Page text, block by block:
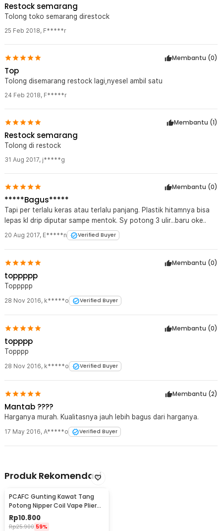
Restock semarang
Tolong toko semarang direstock
25 Feb 2018, F*****r
Membantu (0)
Top
Tolong disemarang restock lagi,nyesel ambil satu
24 Feb 2018, F*****r
Membantu (1)
Restock semarang
Tolong di restock
31 Aug 2017, j*****g
Membantu (0)
*****Bagus*****
Tapi per terlalu keras atau terlalu panjang. Plastik hitamnya bisa
lepas kl drip diputar sampe mentok. Sy potong 3 ulir...baru oke..
20 Aug 2017, E*****n Verified Buyer
Membantu (0)
toppppp
Toppppp
28 Nov 2016, k*****o Verified Buyer
Membantu (0)
topppp
Topppp
28 Nov 2016, k*****o Verified Buyer
Membantu (2)
Mantab ????
Harganya murah. Kualitasnya jauh lebih bagus dari harganya.
17 May 2016, A*****o Verified Buyer
Produk Rekomendasi
PCAFC Gunting Kawat Tang
Potong Nipper Coil Vape Plier
Wire Cutter - 170
Rp10.800
Rp25.900 59%